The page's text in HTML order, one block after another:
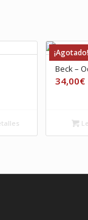
¡Agotado!
Beck –
34,00€